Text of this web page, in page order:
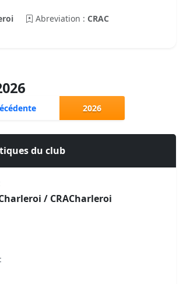
Abreviation : CRAC
2026
du club
Charleroi / CRACharleroi